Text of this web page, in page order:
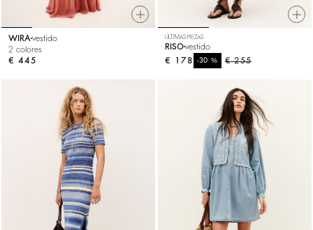
WIRAvestido
2 colores
€ 445
ÚLTIMAS PIEZAS
RISOvestido
€ 255
-30%
€ 178